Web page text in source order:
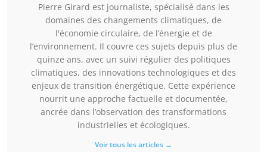
Pierre Girard est journaliste, spécialisé dans les
domaines des changements climatiques, de
l'économie circulaire, de l’énergie et de
l’environnement. Il couvre ces sujets depuis plus de
quinze ans, avec un suivi régulier des politiques
climatiques, des innovations technologiques et des
enjeux de transition énergétique. Cette expérience
nourrit une approche factuelle et documentée,
ancrée dans l’observation des transformations
industrielles et écologiques.
Voir tous les articles →